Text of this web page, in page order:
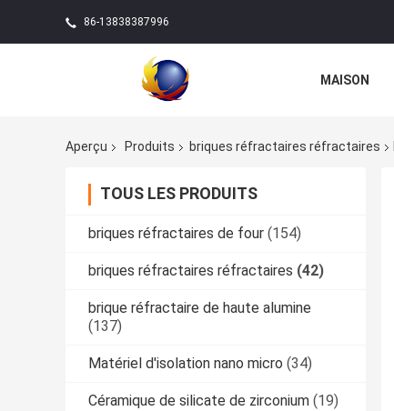
86-13838387996
MAISON
Aperçu Produits briques réfractaires réfractaires
TOUS LES PRODUITS
briques réfractaires de four (154)
briques réfractaires réfractaires (42)
brique réfractaire de haute alumine
(137)
Matériel d'isolation nano micro (34)
Céramique de silicate de zirconium (19)